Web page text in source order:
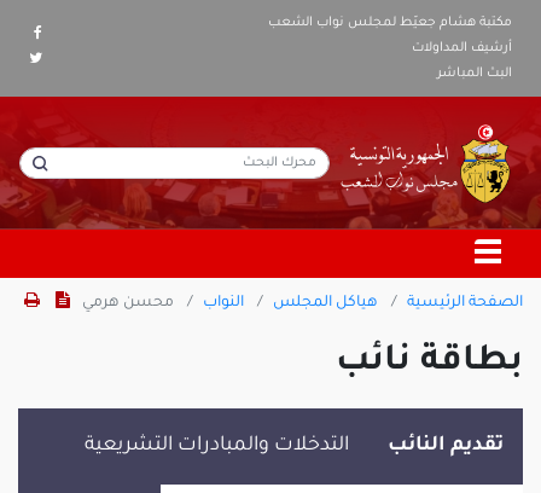
مكتبة هشام جعيّط لمجلس نواب الشعب
أرشيف المداولات
البث المباشر
الصفحة الرئيسية هياكل المجلس النواب محسن هرمي
بطاقة نائب
تقديم النائب التدخلات والمبادرات التشريعية